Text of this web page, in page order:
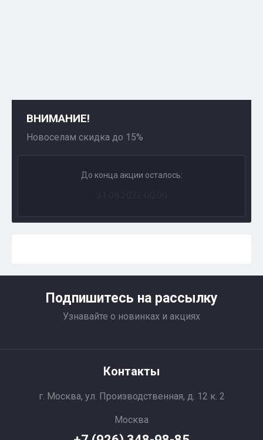
ВНИМАНИЕ!
Новоселам скидка до 15%
До конца акции осталось:
Подпишитесь на рассылку
Узнавайте о новинках и акциях
Контакты
г. Москва, ул. Производственная, д. 12 к. 2
Москва